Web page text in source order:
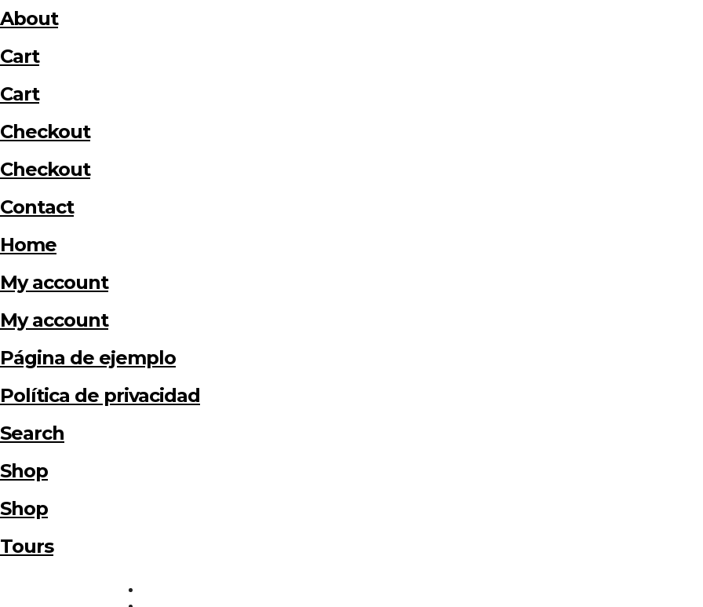
About
Cart
Cart
Checkout
Checkout
Contact
Home
My account
My account
Página de ejemplo
Política de privacidad
Search
Shop
Shop
Tours